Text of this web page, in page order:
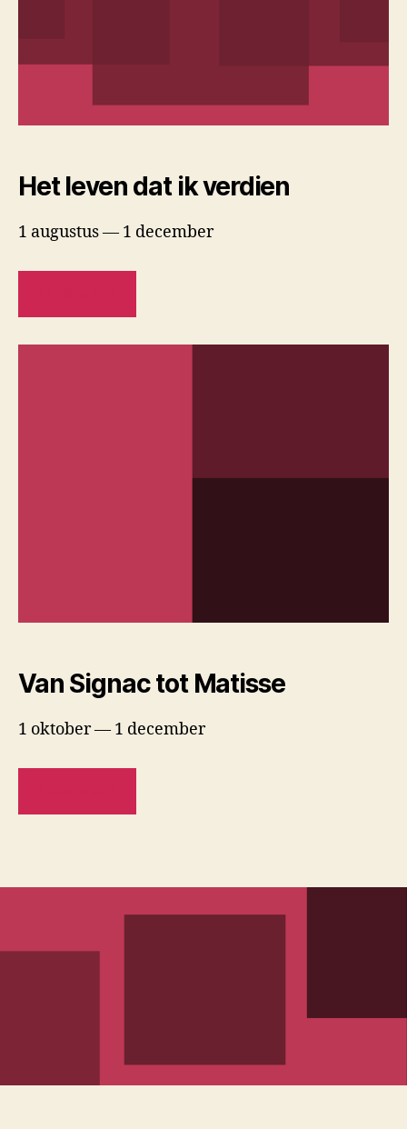
Het leven dat ik verdien
1 augustus — 1 december
Van Signac tot Matisse
1 oktober — 1 december